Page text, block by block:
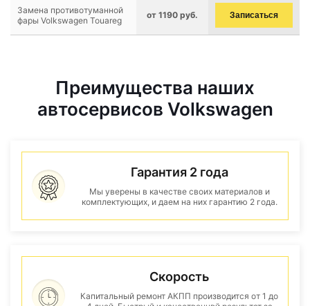
Замена противотуманной
фары Volkswagen Touareg
от 1190 руб. Записаться
Преимущества наших
автосервисов Volkswagen
Гарантия 2 года
Мы уверены в качестве своих материалов и
комплектующих, и даем на них гарантию 2 года.
Скорость
Капитальный ремонт АКПП производится от 1 до